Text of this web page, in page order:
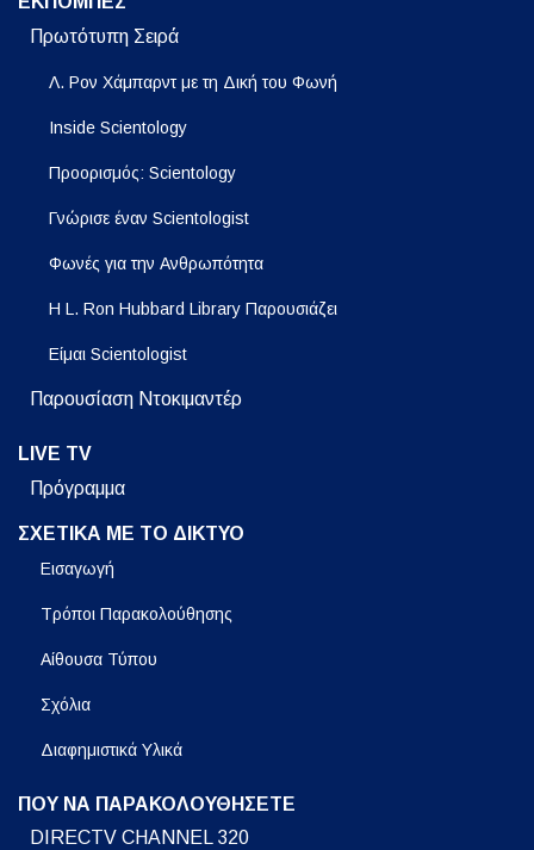
Πρωτότυπη Σειρά
Λ. Ρον Χάμπαρντ με τη Δική του Φωνή
Inside Scientology
Προορισμός: Scientology
Γνώρισε έναν Scientologist
Φωνές για την Ανθρωπότητα
Η L. Ron Hubbard Library Παρουσιάζει
Είμαι Scientologist
Παρουσίαση Ντοκιμαντέρ
LIVE TV
Πρόγραμμα
ΣΧΕΤΙΚΑ ΜΕ ΤΟ ΔΙΚΤΥΟ
Εισαγωγή
Τρόποι Παρακολούθησης
Αίθουσα Τύπου
Σχόλια
Διαφημιστικά Υλικά
ΠΟΥ ΝΑ ΠΑΡΑΚΟΛΟΥΘΗΣΕΤΕ
DIRECTV CHANNEL 320